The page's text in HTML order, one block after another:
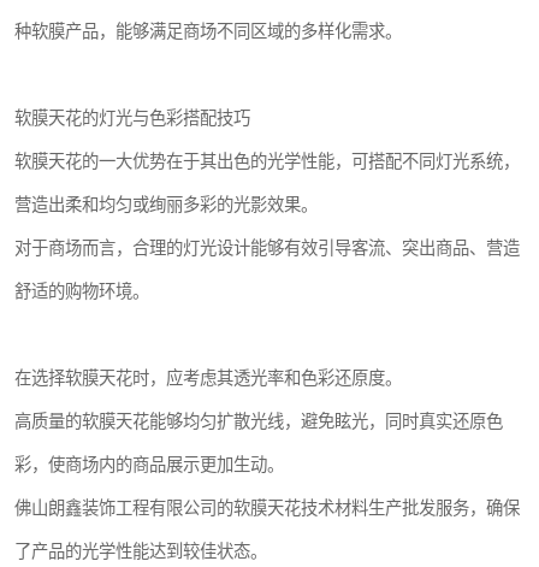
种软膜产品，能够满足商场不同区域的多样化需求。
软膜天花的灯光与色彩搭配技巧
软膜天花的一大优势在于其出色的光学性能，可搭配不同灯光系统，
营造出柔和均匀或绚丽多彩的光影效果。
对于商场而言，合理的灯光设计能够有效引导客流、突出商品、营造
舒适的购物环境。
在选择软膜天花时，应考虑其透光率和色彩还原度。
高质量的软膜天花能够均匀扩散光线，避免眩光，同时真实还原色
彩，使商场内的商品展示更加生动。
佛山朗鑫装饰工程有限公司的软膜天花技术材料生产批发服务，确保
了产品的光学性能达到较佳状态。